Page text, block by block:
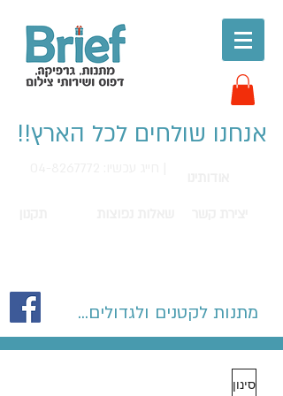
אנחנו שולחים לכל הארץ!!
מתנות לקטנים ולגדולים...
סינון